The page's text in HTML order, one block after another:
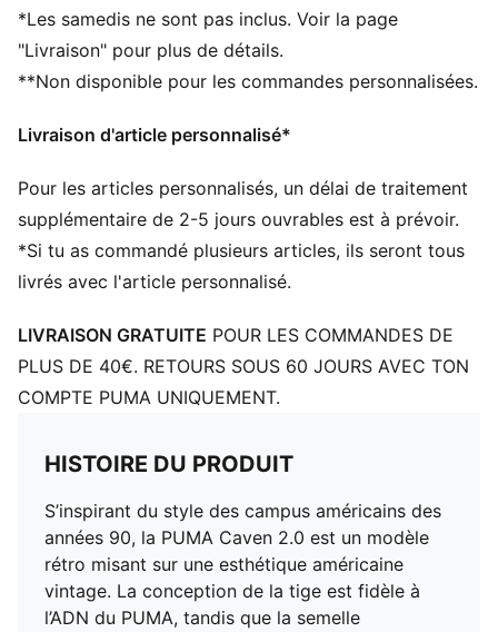
Semelle intermédiaire et semelle extérieure en
caoutchouc
Bande PUMA Formstrip
*Les samedis ne sont pas inclus. Voir la page
"Livraison" pour plus de détails.
**Non disponible pour les commandes personnalisées.
Livraison d'article personnalisé*
Pour les articles personnalisés, un délai de traitement
supplémentaire de 2-5 jours ouvrables est à prévoir.
*Si tu as commandé plusieurs articles, ils seront tous
livrés avec l'article personnalisé.
LIVRAISON GRATUITE POUR LES COMMANDES DE
PLUS DE 40€. RETOURS SOUS 60 JOURS AVEC TON
COMPTE PUMA UNIQUEMENT.
HISTOIRE DU PRODUIT
S’inspirant du style des campus américains des
années 90, la PUMA Caven 2.0 est un modèle
rétro misant sur une esthétique américaine
vintage. La conception de la tige est fidèle à
l’ADN du PUMA, tandis que la semelle